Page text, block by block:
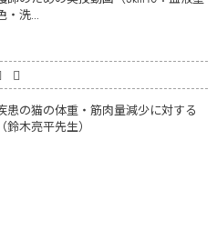
・洗...
患の猫の体重・筋肉量減少に対する
鈴木亮平先生）